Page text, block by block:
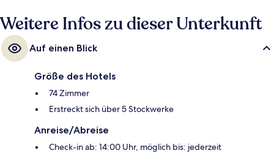
Weitere Infos zu dieser Unterkunft
Auf einen Blick
Größe des Hotels
74 Zimmer
Erstreckt sich über 5 Stockwerke
Anreise/Abreise
Check-in ab: 14:00 Uhr, möglich bis: jederzeit